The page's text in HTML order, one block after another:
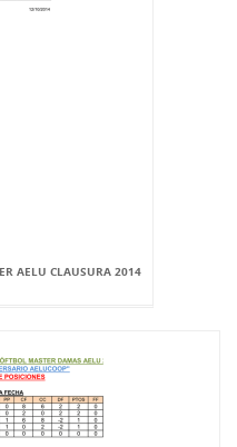
AELU CLAUSURA 2014